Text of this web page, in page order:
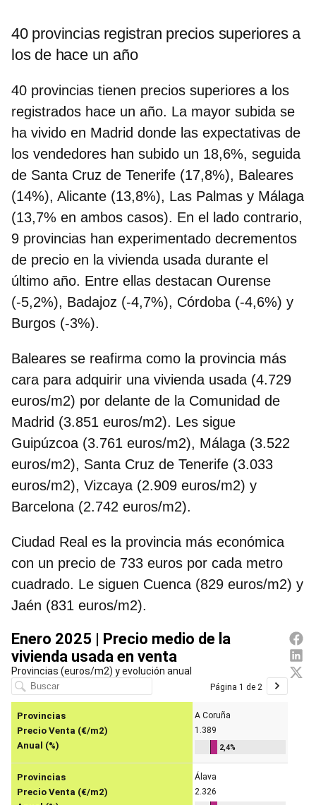
40 provincias registran precios superiores a
los de hace un año
40 provincias tienen precios superiores a los
registrados hace un año. La mayor subida se
ha vivido en Madrid donde las expectativas de
los vendedores han subido un 18,6%, seguida
de Santa Cruz de Tenerife (17,8%), Baleares
(14%), Alicante (13,8%), Las Palmas y Málaga
(13,7% en ambos casos). En el lado contrario,
9 provincias han experimentado decrementos
de precio en la vivienda usada durante el
último año. Entre ellas destacan Ourense
(-5,2%), Badajoz (-4,7%), Córdoba (-4,6%) y
Burgos (-3%).
Baleares se reafirma como la provincia más
cara para adquirir una vivienda usada (4.729
euros/m2) por delante de la Comunidad de
Madrid (3.851 euros/m2). Les sigue
Guipúzcoa (3.761 euros/m2), Málaga (3.522
euros/m2), Santa Cruz de Tenerife (3.033
euros/m2), Vizcaya (2.909 euros/m2) y
Barcelona (2.742 euros/m2).
Ciudad Real es la provincia más económica
con un precio de 733 euros por cada metro
cuadrado. Le siguen Cuenca (829 euros/m2) y
Jaén (831 euros/m2).